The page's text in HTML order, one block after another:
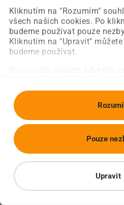
Kliknutím na "Rozumím"
všech našich cookies. Po
budeme používat pouze
Kliknutím na "Upravit"
budeme používat.
Upravit
Pouze
Obnovit stránku